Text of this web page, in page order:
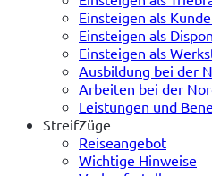
Einsteigen als
Einsteigen als
Einsteigen als
Ausbildung bei der
Arbeiten bei der
Leistungen und
StreifZüge
Reiseangebot
Wichtige Hinweise